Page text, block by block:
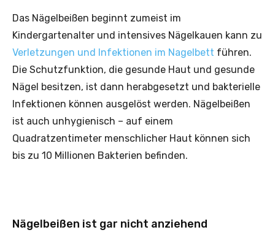
Das Nägelbeißen beginnt zumeist im
Kindergartenalter und intensives Nägelkauen kann zu
Verletzungen und Infektionen im Nagelbett führen.
Die Schutzfunktion, die gesunde Haut und gesunde
Nägel besitzen, ist dann herabgesetzt und bakterielle
Infektionen können ausgelöst werden. Nägelbeißen
ist auch unhygienisch – auf einem
Quadratzentimeter menschlicher Haut können sich
bis zu 10 Millionen Bakterien befinden.
Nägelbeißen ist gar nicht anziehend